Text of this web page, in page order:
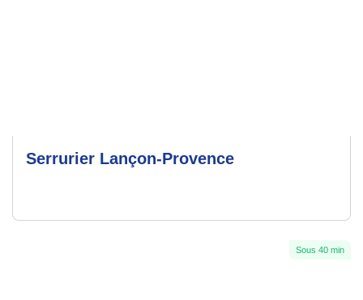
Serrurier Lançon-Provence
Sous 40 min